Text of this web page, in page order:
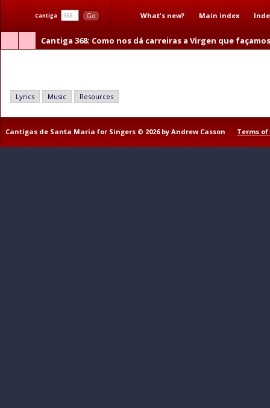
Cantiga Go What's new? Main index
Cantiga 368: Como nos dá carreiras a Virgen que
Lyrics Music Resources
Cantigas de Santa Maria for Singers © 2026 by Andrew Casson Terms of